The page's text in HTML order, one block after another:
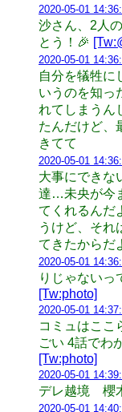
2020-05-01
沙さん、2人
とう！🎉
2020-05-01
自分を犠牲に
いうのを知っ
れてしまうん
たんだけど、
きてて
2020-05-01
大事にできな
達…未央が今
てくれるんだ
うけど、それ
てきたからだ
2020-05-01
りじゃないっ
[Tw:photo]
2020-05-01
コミュはここ
ごい 4話でわ
[Tw:photo]
2020-05-01
デレ越境 櫻
2020-05-01